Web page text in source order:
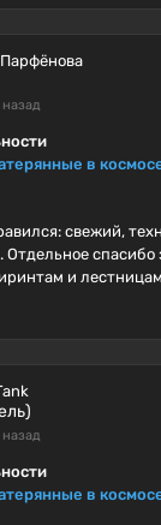
в
свежий,
Отдельное спасибо
и лестницам
в